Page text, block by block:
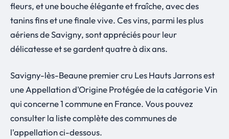
fleurs, et une bouche élégante et fraîche, avec des
tanins fins et une finale vive. Ces vins, parmi les plus
aériens de Savigny, sont appréciés pour leur
délicatesse et se gardent quatre à dix ans.
Savigny-lès-Beaune premier cru Les Hauts Jarrons est
une Appellation d'Origine Protégée de la catégorie Vin
qui concerne 1 commune en France. Vous pouvez
consulter la liste complète des communes de
l'appellation ci-dessous.